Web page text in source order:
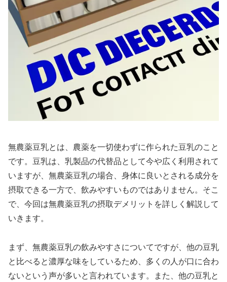
無農薬豆乳とは、農薬を一切使わずに作られた豆乳のこと
です。豆乳は、乳製品の代替品として今や広く利用されて
いますが、無農薬豆乳の場合、身体に良いとされる成分を
摂取できる一方で、飲みやすいものではありません。そこ
で、今回は無農薬豆乳の摂取デメリットを詳しく解説して
いきます。
まず、無農薬豆乳の飲みやすさについてですが、他の豆乳
と比べると濃厚な味をしているため、多くの人が口に合わ
ないという声が多いと言われています。また、他の豆乳と